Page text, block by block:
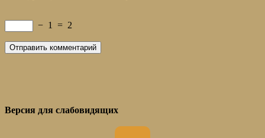
− 1 = 2
Версия для слабовидящих